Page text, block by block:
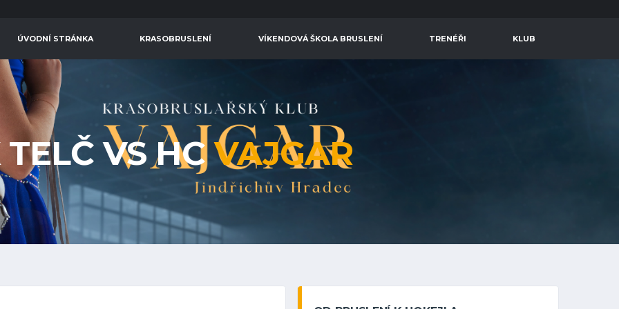
ÚVODNÍ STRÁNKA KRASOBRUSLENÍ VÍKENDOVÁ ŠKOLA BRUSLENÍ TRENÉŘI KLUB
TELČ VS HCVAJGAR